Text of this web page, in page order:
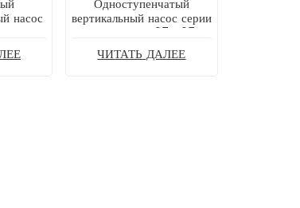
насос
с
Одноступенчатый
вертикальный насос серии
KSB ETLETL 1 25-125-
250 GG
ЧИТАТЬ ДАЛЕЕ